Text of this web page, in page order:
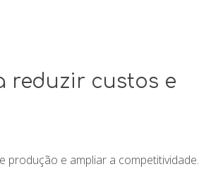
reduzir custos e
produção e ampliar a competitividade.